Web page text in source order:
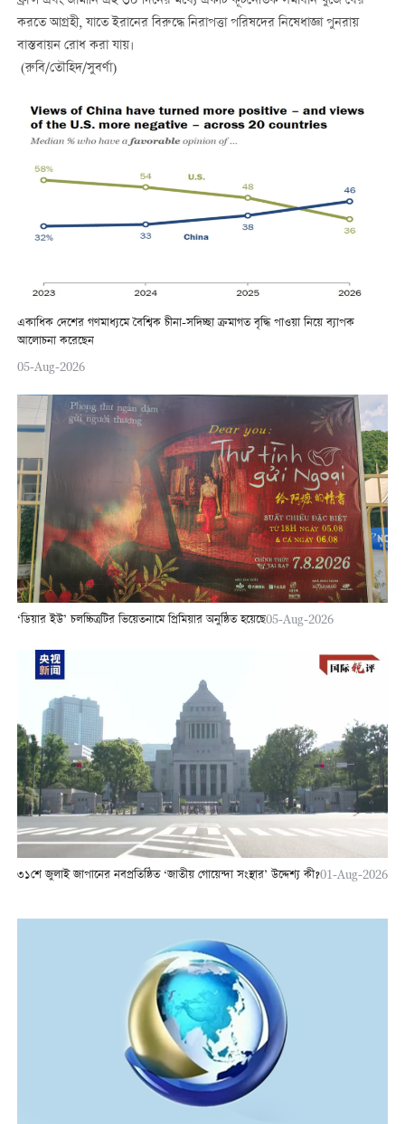
করতে আগ্রহী, যাতে ইরানের বিরুদ্ধে নিরাপত্তা পরিষদের নিষেধাজ্ঞা পুনরায়
বাস্তবায়ন রোধ করা যায়।
(রুবি/তৌহিদ/সুবর্ণা)
একাধিক দেশের গণমাধ্যমে বৈশ্বিক চীনা-সদিচ্ছা ক্রমাগত বৃদ্ধি পাওয়া নিয়ে ব্যাপক
আলোচনা করেছেন
05-Aug-2026
‘ডিয়ার ইউ’ চলচ্চিত্রটির ভিয়েতনামে প্রিমিয়ার অনুষ্ঠিত হয়েছে05-Aug-2026
৩১শে জুলাই জাপানের নবপ্রতিষ্ঠিত ‘জাতীয় গোয়েন্দা সংস্থার’ উদ্দেশ্য কী?01-Aug-2026